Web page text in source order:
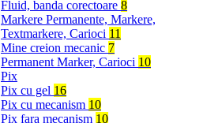
Fluid, banda corectoare 8
Markere Permanente, Markere,
Textmarkere, Carioci 11
Mine creion mecanic 7
Permanent Marker, Carioci 10
Pix
Pix cu gel 16
Pix cu mecanism 10
Pix fara mecanism 10